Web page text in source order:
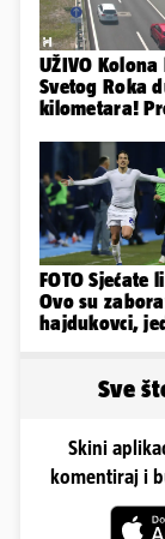
UŽIVO Kolona
Svetog Roka
kilometara!
zastojima
FOTO Sjećate
Ovo su
hajdukovci,
Sve
Skini
komentiraj i